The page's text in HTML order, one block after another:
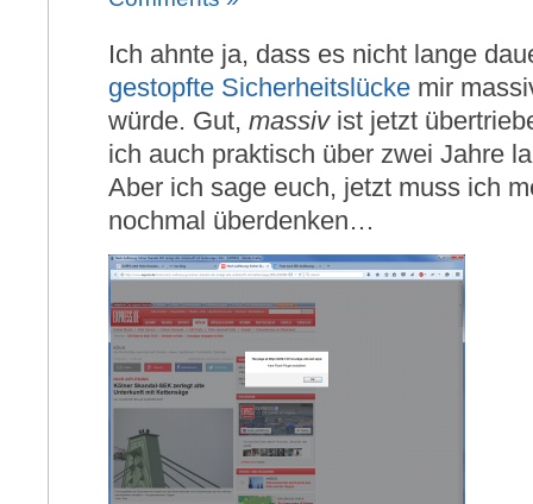
Ich ahnte ja, dass es nicht lange
gestopfte Sicherheitslücke mir
würde. Gut, massivist jetzt
ich auch praktisch über zwei Jahre
Aber ich sage euch, jetzt muss ich
nochmal überdenken…